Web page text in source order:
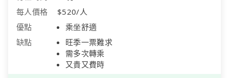
每人價格
$520/人
優點
乘坐舒適
缺點
旺季一票難求
需多次轉乘
又貴又費時